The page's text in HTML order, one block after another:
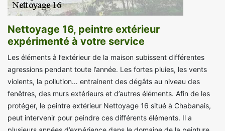
Nettoyage 16, peintre extérieur
expérimenté à votre service
Les éléments à l’extérieur de la maison subissent différentes
agressions pendant toute l’année. Les fortes pluies, les vents
violents, la pollution… entrainent des dégâts au niveau des
fenêtres, des murs extérieurs et d’autres éléments. Afin de les
protéger, le peintre extérieur Nettoyage 16 situé à Chabanais,
peut intervenir pour peindre ces différents éléments. Il a